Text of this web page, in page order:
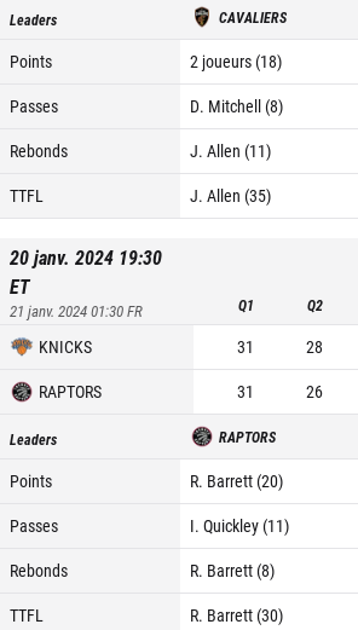
Leaders CAVALIERS
Points 2 joueurs (18)
Passes
D. Mitchell (8)
Rebonds
J. Allen (11)
TTFL
J. Allen (35)
20 janv. 2024 19:30
ET
21 janv. 2024 01:30FR Q1 Q2
KNICKS 31 28
RAPTORS
31 26
Leaders RAPTORS
Points R. Barrett (20)
Passes
I. Quickley (11)
Rebonds
R. Barrett (8)
TTFL
R. Barrett (30)